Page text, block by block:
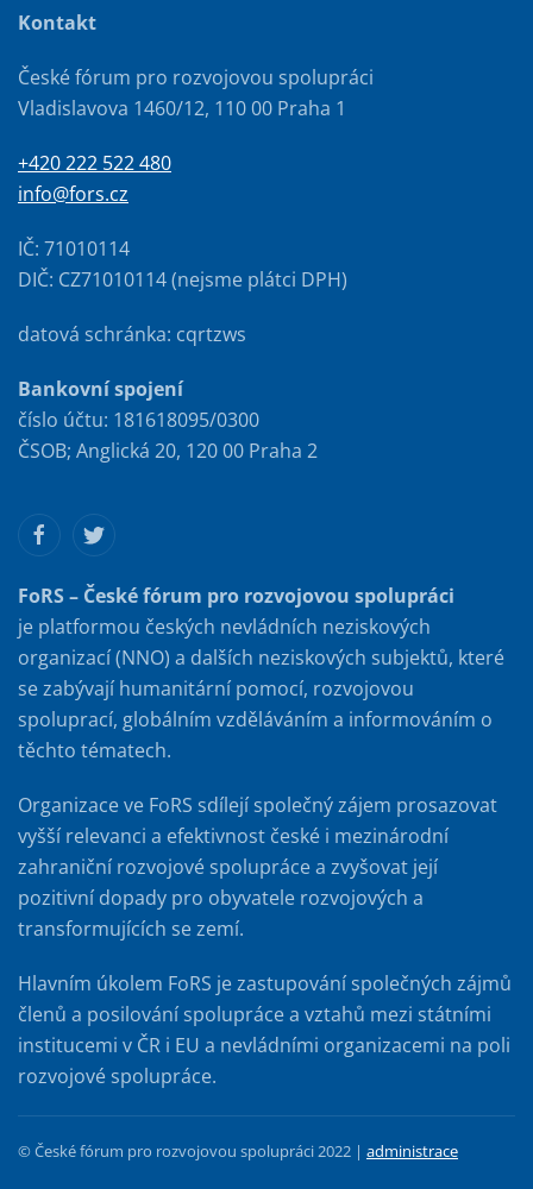
Kontakt
České fórum pro rozvojovou spolupráci
Vladislavova 1460/12, 110 00 Praha 1
+420 222 522 480
info@fors.cz
IČ: 71010114
DIČ: CZ71010114 (nejsme plátci DPH)
datová schránka: cqrtzws
Bankovní spojení
číslo účtu: 181618095/0300
ČSOB; Anglická 20, 120 00 Praha 2
FoRS – České fórum pro rozvojovou spolupráci
je platformou českých nevládních neziskových
organizací (NNO) a dalších neziskových subjektů, které
se zabývají humanitární pomocí, rozvojovou
spoluprací, globálním vzděláváním a informováním o
těchto tématech.
Organizace ve FoRS sdílejí společný zájem prosazovat
vyšší relevanci a efektivnost české i mezinárodní
zahraniční rozvojové spolupráce a zvyšovat její
pozitivní dopady pro obyvatele rozvojových a
transformujících se zemí.
Hlavním úkolem FoRS je zastupování společných zájmů
členů a posilování spolupráce a vztahů mezi státními
institucemi v ČR i EU a nevládními organizacemi na poli
rozvojové spolupráce.
© České fórum pro rozvojovou spolupráci 2022 | administrace